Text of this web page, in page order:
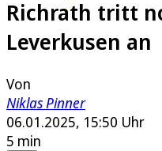
Richrath tritt
Leverkusen an
Von
Niklas Pinner
06.01.2025, 15:50 Uhr
5 min